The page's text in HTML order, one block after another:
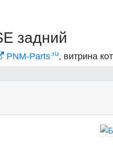
задний
PNM-Parts.ru, витрина